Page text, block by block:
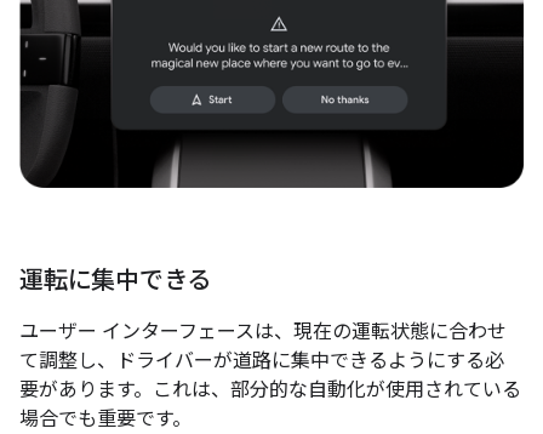
運転に集中できる
ユーザー インターフェースは、現在の運転状態に合わせ
て調整し、ドライバーが道路に集中できるようにする必
要があります。これは、部分的な自動化が使用されている
場合でも重要です。